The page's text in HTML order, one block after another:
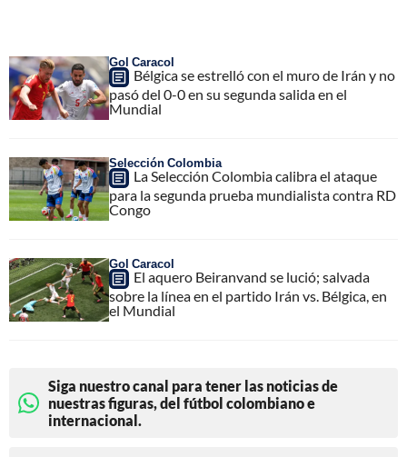
Gol Caracol
Bélgica se estrelló con el muro de Irán y no
pasó del 0-0 en su segunda salida en el
Mundial
Selección Colombia
La Selección Colombia calibra el ataque
para la segunda prueba mundialista contra RD
Congo
Gol Caracol
El aquero Beiranvand se lució; salvada
sobre la línea en el partido Irán vs. Bélgica, en
el Mundial
Siga nuestro canal para tener las noticias de
nuestras figuras, del fútbol colombiano e
internacional.